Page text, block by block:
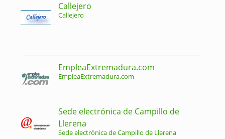
Callejero
Callejero
EmpleaExtremadura.com
EmpleaExtremadura.com
Sede electrónica de Campillo de
Llerena
Sede electrónica de Campillo de Llerena